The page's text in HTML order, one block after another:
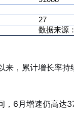
27
数据来源：
，累计增长率持
，6月增速仍高达